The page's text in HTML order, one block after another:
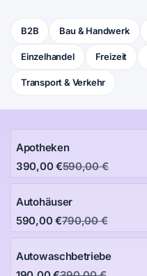
B2B Bau & Handwerk
Einzelhandel Freizeit
Transport & Verkehr
Apotheken
390,00 €590,00 €
Autohäuser
590,00 €790,00 €
Autowaschbetriebe